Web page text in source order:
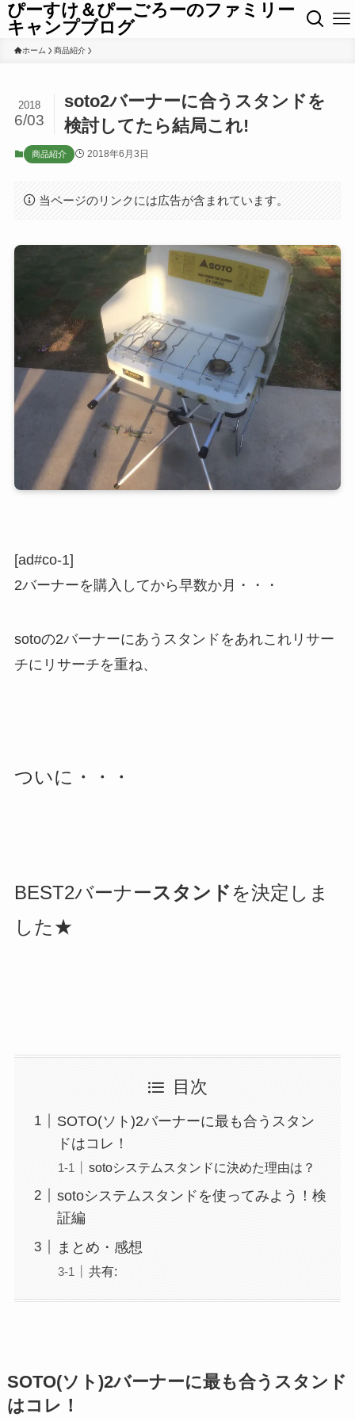
ぴーすけ＆ぴーごろーのファミリー
キャンプブログ
ホーム 商品紹介
soto2バーナーに合うスタンドを
検討してたら結局これ!
2018
6/03
商品紹介 2018年6月3日
当ページのリンクには広告が含まれています。
[ad#co-1]
2バーナーを購入してから早数か月・・・
sotoの2バーナーにあうスタンドをあれこれリサー
チにリサーチを重ね、
ついに・・・
BEST2バーナースタンドを決定しま
した★
目次
SOTO(ソト)2バーナーに最も合うスタン
ドはコレ！
sotoシステムスタンドに決めた理由は？
sotoシステムスタンドを使ってみよう！検
証編
まとめ・感想
共有:
SOTO(ソト)2バーナーに最も合うスタンド
はコレ！